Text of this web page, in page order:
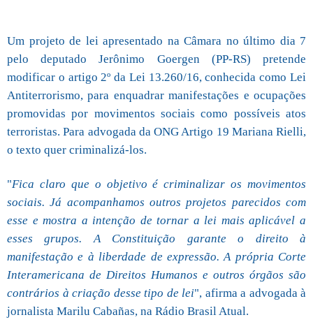
Um projeto de lei apresentado na Câmara no último dia 7
pelo deputado Jerônimo Goergen (PP-RS) pretende
modificar o artigo 2º da Lei 13.260/16, conhecida como Lei
Antiterrorismo, para enquadrar manifestações e ocupações
promovidas por movimentos sociais como possíveis atos
terroristas. Para advogada da ONG Artigo 19 Mariana Rielli,
o texto quer criminalizá-los.
"Fica claro que o objetivo é criminalizar os movimentos
sociais. Já acompanhamos outros projetos parecidos com
esse e mostra a intenção de tornar a lei mais aplicável a
esses grupos. A Constituição garante o direito à
manifestação e à liberdade de expressão. A própria Corte
Interamericana de Direitos Humanos e outros órgãos são
contrários à criação desse tipo de lei", afirma a advogada à
jornalista Marilu Cabañas, na Rádio Brasil Atual.